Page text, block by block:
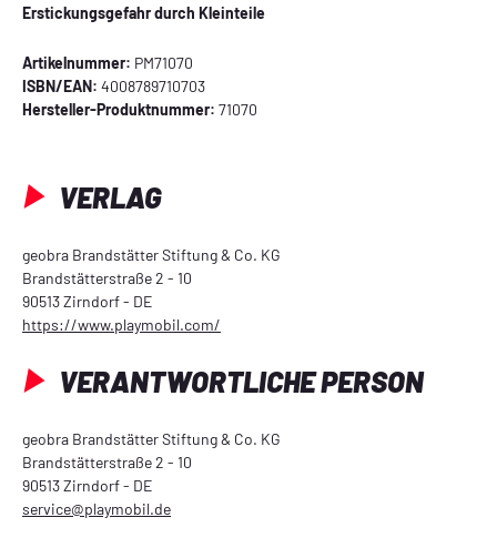
Erstickungsgefahr durch Kleinteile
Artikelnummer: PM71070
ISBN/EAN: 4008789710703
Hersteller-Produktnummer: 71070
VERLAG
geobra Brandstätter Stiftung & Co. KG
Brandstätterstraße 2 - 10
90513 Zirndorf - DE
https://www.playmobil.com/
VERANTWORTLICHE PERSON
geobra Brandstätter Stiftung & Co. KG
Brandstätterstraße 2 - 10
90513 Zirndorf - DE
service@playmobil.de